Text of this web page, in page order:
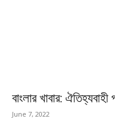
বাংলার খাবার:
June 7, 2022